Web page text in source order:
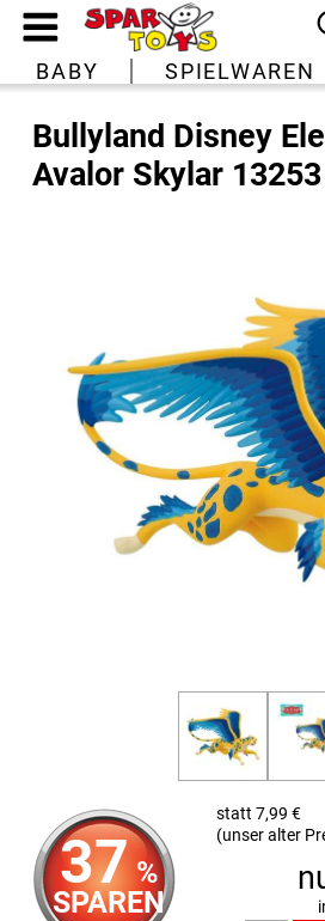
BABY SPIELWAREN
Bullyland Disney
Avalor Skylar 13253
37 %
SPAREN
statt 7,99 €
(unser alter